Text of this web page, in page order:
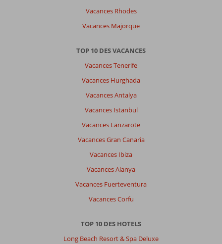
Vacances Rhodes
Vacances Majorque
TOP 10 DES VACANCES
Vacances Tenerife
Vacances Hurghada
Vacances Antalya
Vacances Istanbul
Vacances Lanzarote
Vacances Gran Canaria
Vacances Ibiza
Vacances Alanya
Vacances Fuerteventura
Vacances Corfu
TOP 10 DES HOTELS
Long Beach Resort & Spa Deluxe